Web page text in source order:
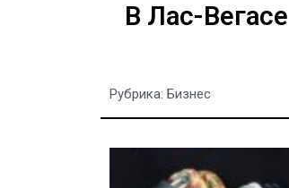
В Лас-
Рубрика: Бизнес